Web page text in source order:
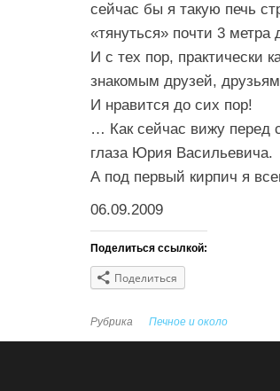
сейчас бы я такую печь
«тянуться» почти 3
И с тех пор, практически
знакомым друзей,
И нравится до сих пор!
… Как сейчас вижу перед
глаза Юрия Васильевича.
А под первый кирпич я
06.09.2009
Поделиться ссылкой:
Поделиться
Рубрика Печное и около